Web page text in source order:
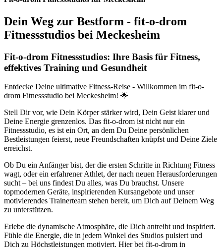
Dein Weg zur Bestform - fit-o-drom
Fitnessstudios bei Meckesheim
Fit-o-drom Fitnessstudios: Ihre Basis für Fitness,
effektives Training und Gesundheit
Entdecke Deine ultimative Fitness-Reise - Willkommen im fit-o-
drom Fitnessstudio bei Meckesheim! 🌟
Stell Dir vor, wie Dein Körper stärker wird, Dein Geist klarer und
Deine Energie grenzenlos. Das fit-o-drom ist nicht nur ein
Fitnessstudio, es ist ein Ort, an dem Du Deine persönlichen
Bestleistungen feierst, neue Freundschaften knüpfst und Deine Ziele
erreichst.
Ob Du ein Anfänger bist, der die ersten Schritte in Richtung Fitness
wagt, oder ein erfahrener Athlet, der nach neuen Herausforderungen
sucht – bei uns findest Du alles, was Du brauchst. Unsere
topmodernen Geräte, inspirierenden Kursangebote und unser
motivierendes Trainerteam stehen bereit, um Dich auf Deinem Weg
zu unterstützen.
Erlebe die dynamische Atmosphäre, die Dich antreibt und inspiriert.
Fühle die Energie, die in jedem Winkel des Studios pulsiert und
Dich zu Höchstleistungen motiviert. Hier bei fit-o-drom in